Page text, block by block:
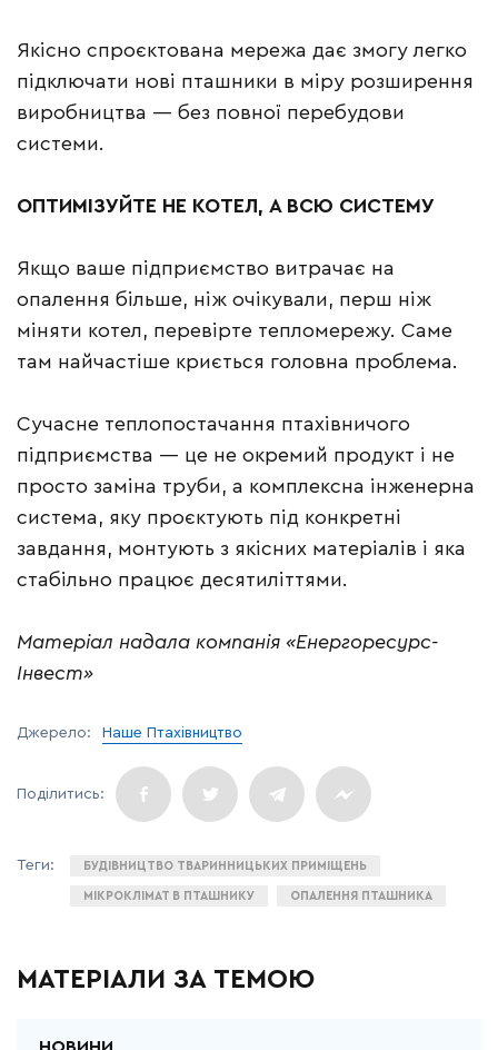
Якісно спроєктована мережа дає змогу легко
підключати нові пташники в міру розширення
виробництва — без повної перебудови
системи.
ОПТИМІЗУЙТЕ НЕ КОТЕЛ, А ВСЮ СИСТЕМУ
Якщо ваше підприємство витрачає на
опалення більше, ніж очікували, перш ніж
міняти котел, перевірте тепломережу. Саме
там найчастіше криється головна проблема.
Сучасне теплопостачання птахівничого
підприємства — це не окремий продукт і не
просто заміна труби, а комплексна інженерна
система, яку проєктують під конкретні
завдання, монтують з якісних матеріалів і яка
стабільно працює десятиліттями.
Матеріал надала компанія «Енергоресурс-
Інвест»
Джерело: Наше Птахівництво
БУДІВНИЦТВО ТВАРИННИЦЬКИХ ПРИМІЩЕНЬ
МІКРОКЛІМАТ В ПТАШНИКУ ОПАЛЕННЯ ПТАШНИКА
МАТЕРІАЛИ ЗА ТЕМОЮ